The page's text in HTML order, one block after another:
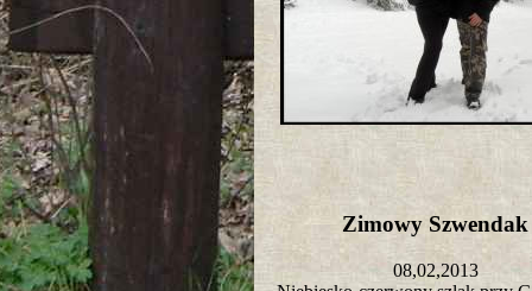
Zimowy
08,02,2013